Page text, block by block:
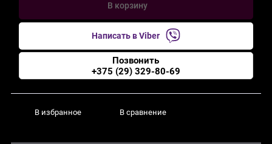
В корзину
Написать в Viber
Позвонить
+375 (29) 329-80-69
В избранное В сравнение